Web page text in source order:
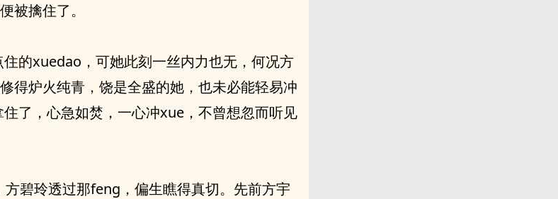
被擒住了。
的xuedao，可她此刻一丝内力也无，何况方
得炉火纯青，饶是全盛的她，也未必能轻易冲
了，心急如焚，一心冲xue，不曾想忽而听见
碧玲透过那feng，偏生瞧得真切。先前方宇